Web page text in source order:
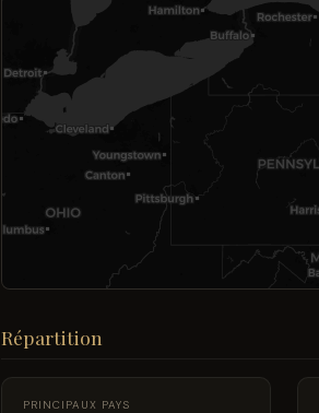
Répartition
PRINCIPAUX PAYS